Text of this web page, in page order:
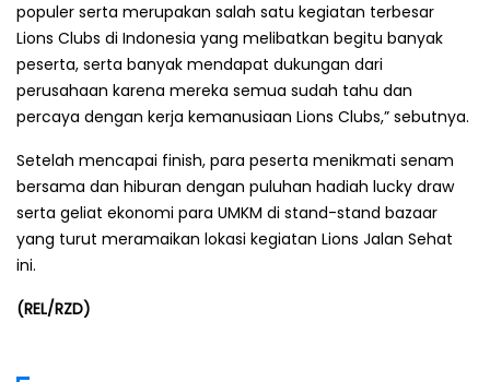
populer serta merupakan salah satu kegiatan terbesar
Lions Clubs di Indonesia yang melibatkan begitu banyak
peserta, serta banyak mendapat dukungan dari
perusahaan karena mereka semua sudah tahu dan
percaya dengan kerja kemanusiaan Lions Clubs,” sebutnya.
Setelah mencapai finish, para peserta menikmati senam
bersama dan hiburan dengan puluhan hadiah lucky draw
serta geliat ekonomi para UMKM di stand-stand bazaar
yang turut meramaikan lokasi kegiatan Lions Jalan Sehat
ini.
(REL/RZD)